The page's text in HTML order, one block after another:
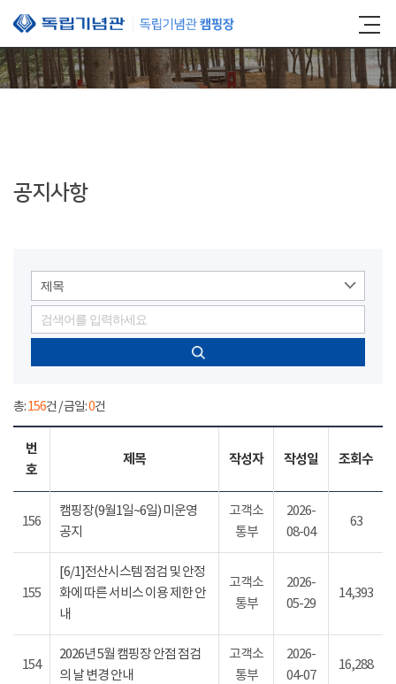
본문 바로가기
공지사항
제목
총:156건 / 금일:0건
번
호
제목 작성자 작성일 조회수
156
캠핑장(9월1일~6일) 미운영
공지
고객소
통부
2026-
08-04
63
155
[6/1]전산시스템 점검 및 안정
화에 따른 서비스 이용 제한 안
내
고객소
통부
2026-
05-29
14,393
154
2026년 5월 캠핑장 안점 점검
의 날 변경 안내
고객소
통부
2026-
04-07
16,288